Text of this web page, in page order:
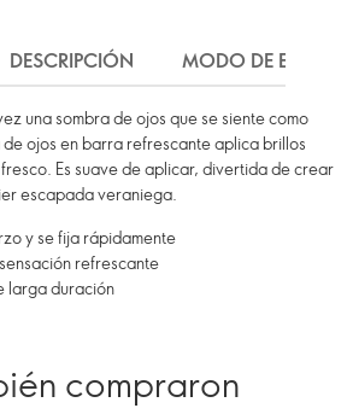
DESCRIPCIÓN MODO DE EMPLEO
una sombra de ojos que se siente como
de ojos en barra refrescante aplica brillos
Es suave de aplicar, divertida de crear
escapada veraniega.
y se fija rápidamente
refrescante
larga duración
compraron